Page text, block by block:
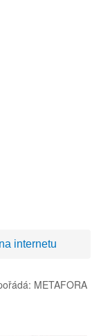
internetu
METAFORA